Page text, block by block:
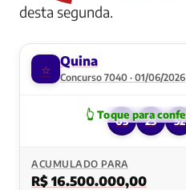
desta segunda.
⭐ Quina
Concurso 7040 · 01/06/2026
05 23 52
ACUMULADO PARA
R$ 16.500.000,00